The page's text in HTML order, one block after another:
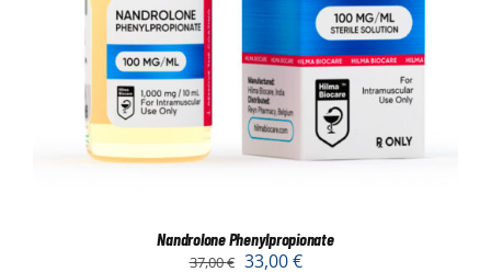
Nandrolone Phenylpropionate
37,00€ 33,00€